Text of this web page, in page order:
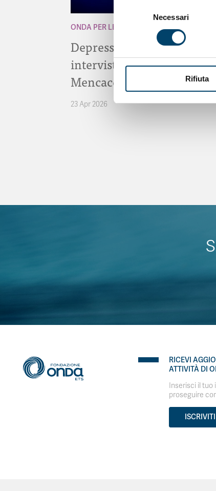
consenso
Necessari
Rifiuta
ONDA PER LE DONNE
Depressione Post Partum:
intervista al Prof. Claudio
Mencacci
23 Apr 2026
RICEVI
ATTIVITÀ DI
Inserisci il tuo
proseguire
ISCRIVITI